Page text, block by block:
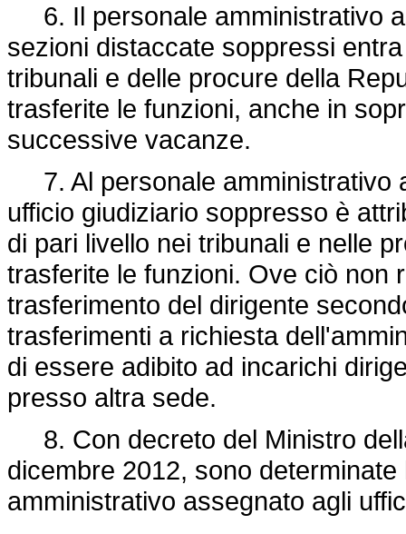
6. Il personale amministrativo
sezioni distaccate soppressi
tribunali e delle procure della
trasferite le funzioni, anche in
successive vacanze.
7. Al personale amministrativo
ufficio giudiziario soppresso è
di pari livello nei tribunali e nelle
trasferite le funzioni. Ove ciò non
trasferimento del dirigente
trasferimenti a richiesta
di essere adibito ad incarichi
presso altra sede.
8. Con decreto del Ministro
dicembre 2012, sono
amministrativo assegnato agli